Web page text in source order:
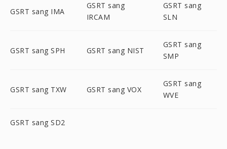
GSRT sang IMA
GSRT sang
IRCAM
GSRT sang
SLN
GSRT sang SPH GSRT sang NIST
GSRT sang
SMP
GSRT sang TXW GSRT sang VOX
GSRT sang
WVE
GSRT sang SD2